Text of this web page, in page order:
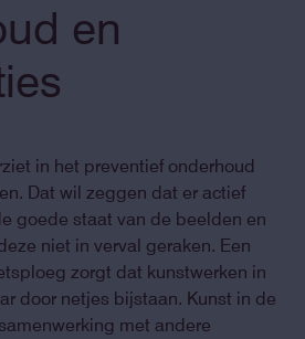
en
in het preventief onderhoud
Dat wil zeggen dat er actief
goede staat van de beelden en
niet in verval geraken. Een
zorgt dat kunstwerken in
door netjes bijstaan. Kunst in de
met andere